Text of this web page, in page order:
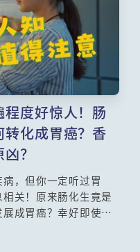
度好惊人！肠
化成胃癌？香
？
，但你一定听过胃
关！原来肠化生竟是
成胃癌？幸好即使患